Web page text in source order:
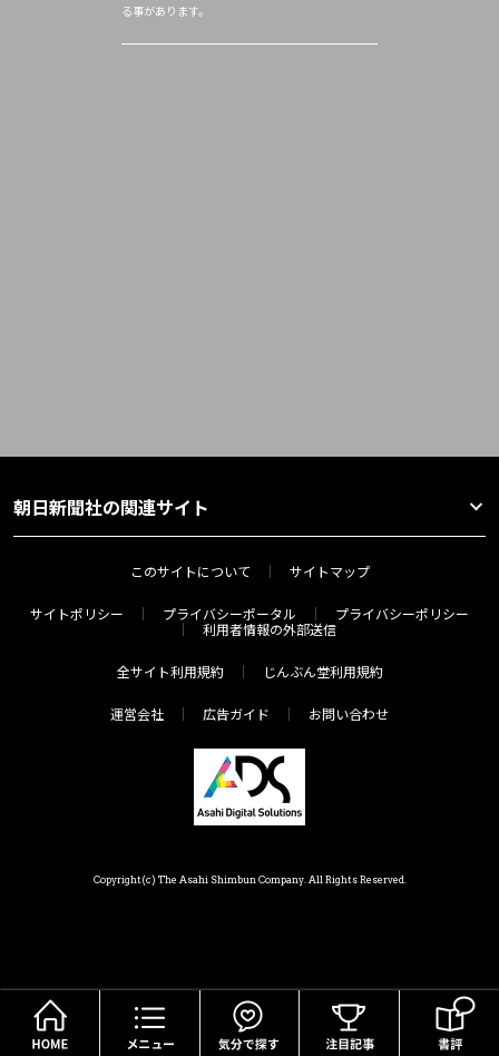
る事があります。
朝日新聞社の関連サイト
このサイトについて サイトマップ
サイトポリシー プライバシーポータル
プライバシーポリシー
利用者情報の外部送信
全サイト利用規約 じんぶん堂利用規約
運営会社 広告ガイド お問い合わせ
Copyright(c) The Asahi Shimbun Company. All Rights Reserved.